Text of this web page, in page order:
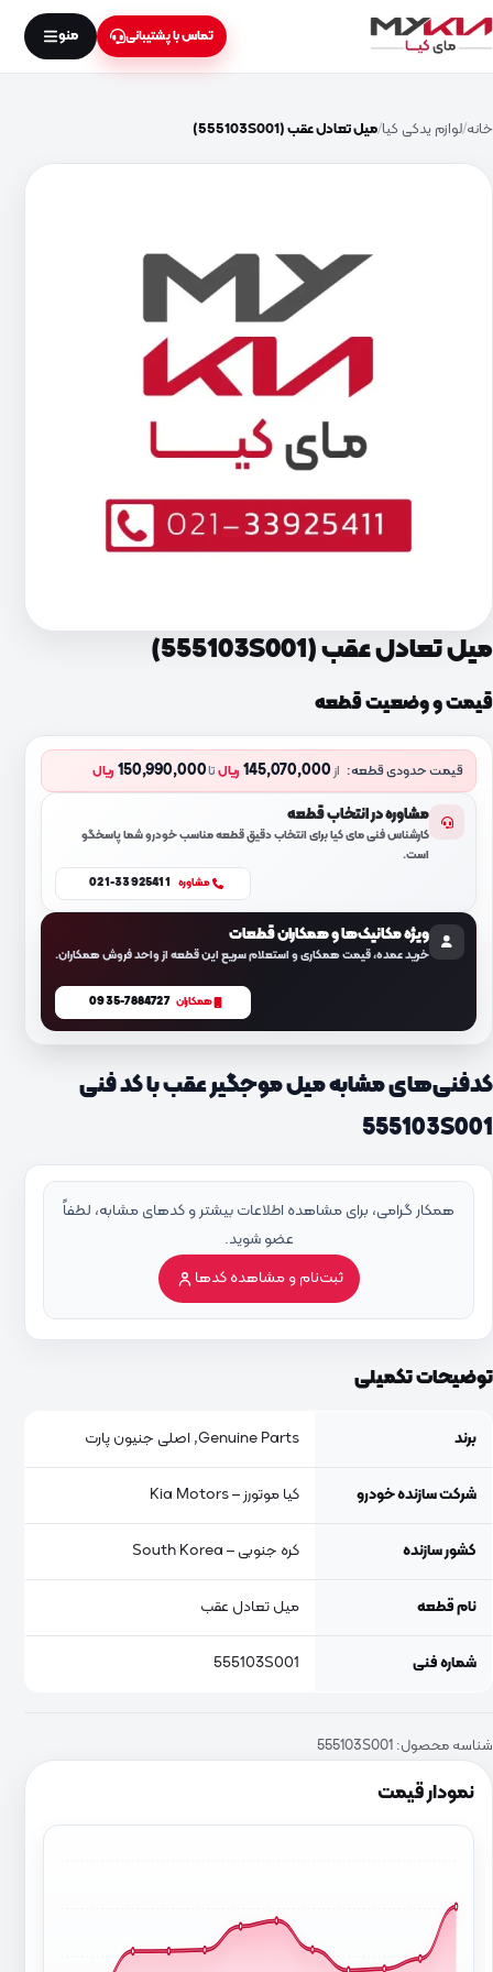
تماس با پشتیبانی منو
خانه لوازم یدکی کیا میل تعادل عقب (555103S001)
نمودار قیمت
میل تعادل عقب (555103S001)
قیمت و وضعیت قطعه
قیمت حدودی قطعه: از145,070,000 ریالتا150,990,000 ریال
مشاوره در انتخاب قطعه
کارشناس فنی مای کیا برای انتخاب دقیق قطعه مناسب خودرو شما پاسخگو
است.
مشاوره 021-33925411
ویژه مکانیک‌ها و همکاران قطعات
خرید عمده، قیمت همکاری و استعلام سریع این قطعه از واحد فروش همکاران.
همکاران 0935-7884727
کدفنی‌های مشابه میل موجگیر عقب با کد فنی
555103S001
همکار گرامی، برای مشاهده اطلاعات بیشتر و کدهای مشابه، لطفاً
عضو شوید.
ثبت‌نام و مشاهده کدها
توضیحات تکمیلی
برند Genuine Parts, اصلی جنیون پارت
شرکت سازنده خودرو کیا موتورز – Kia Motors
کشور سازنده کره جنوبی – South Korea
نام قطعه میل تعادل عقب
شماره فنی 555103S001
شناسه محصول: 555103S001